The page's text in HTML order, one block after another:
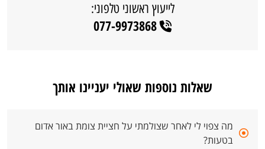
לייעוץ ראשוני טלפוני:
077-9973868
שאלות נוספות שאולי יעניינו אותך
מה צפוי לי לאחר שצולמתי על חציית צומת באור אדום
בטעות?